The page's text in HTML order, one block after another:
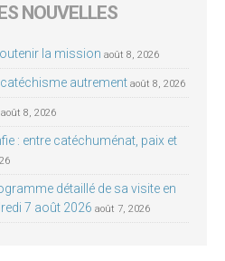
NOUVELLES
la mission août 8, 2026
autrement août 8, 2026
août 8, 2026
: entre catéchuménat, paix et
détaillé de sa visite en
7 août 2026 août 7, 2026